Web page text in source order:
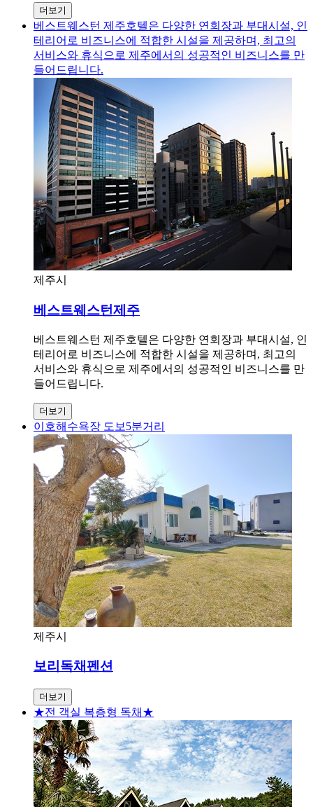
더보기
베스트웨스턴 제주호텔은 다양한 연회장과 부대시설, 인
테리어로 비즈니스에 적합한 시설을 제공하며, 최고의
서비스와 휴식으로 제주에서의 성공적인 비즈니스를 만
들어드립니다.
제주시
베스트웨스턴제주
베스트웨스턴 제주호텔은 다양한 연회장과 부대시설, 인
테리어로 비즈니스에 적합한 시설을 제공하며, 최고의
서비스와 휴식으로 제주에서의 성공적인 비즈니스를 만
들어드립니다.
더보기
이호해수욕장 도보5분거리
제주시
보리독채펜션
더보기
★전 객실 복층형 독채★